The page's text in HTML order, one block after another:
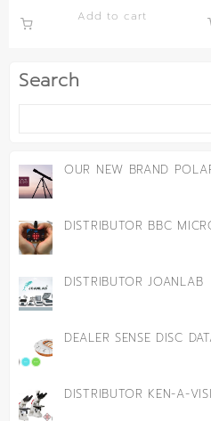
Search
OUR NEW BRAND
DISTRIBUTOR BBC
DISTRIBUTOR JOANLAB
DEALER SENSE DISC
DISTRIBUTOR KEN-A-
Add to cart